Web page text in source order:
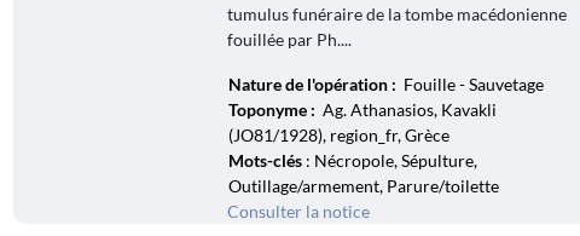
tumulus funéraire de la tombe macédonienne
fouillée par Ph....
Nature de l'opération : Fouille - Sauvetage
Toponyme : Ag. Athanasios, Kavakli
(JO81/1928), region_fr, Grèce
Mots-clés: Nécropole, Sépulture,
Outillage/armement, Parure/toilette
Consulter la notice